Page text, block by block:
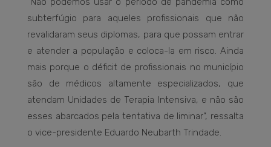
subterfúgio para aqueles profissionais que não
revalidaram seus diplomas, para que possam entrar
e atender a população e coloca-la em risco. Ainda
mais porque o déficit de profissionais no município
são de médicos altamente especializados, que
atendam Unidades de Terapia Intensiva, e não são
esses abarcados pela tentativa de liminar”, ressalta
o vice-presidente Eduardo Neubarth Trindade.